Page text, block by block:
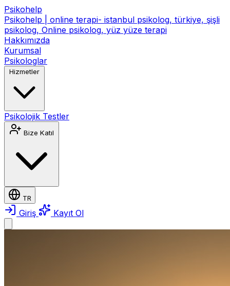
Psikohelp
Psikohelp | online terapi- istanbul psikolog, türkiye, şişli
psikolog, Online psikolog, yüz yüze terapi
Hakkımızda
Kurumsal
Psikologlar
Hizmetler
Psikolojik Testler
Bize Katıl
TR
Giriş Kayıt Ol